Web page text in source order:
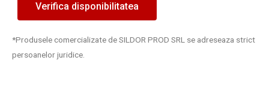
Verifica disponibilitatea
*Produsele comercializate de SILDOR PROD SRL se adreseaza strict
persoanelor juridice.